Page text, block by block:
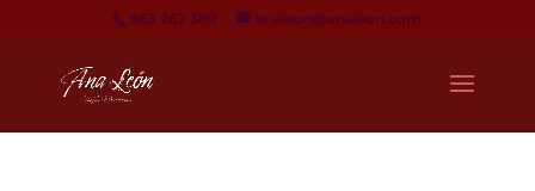
983 262 389 analeon@analeon.com